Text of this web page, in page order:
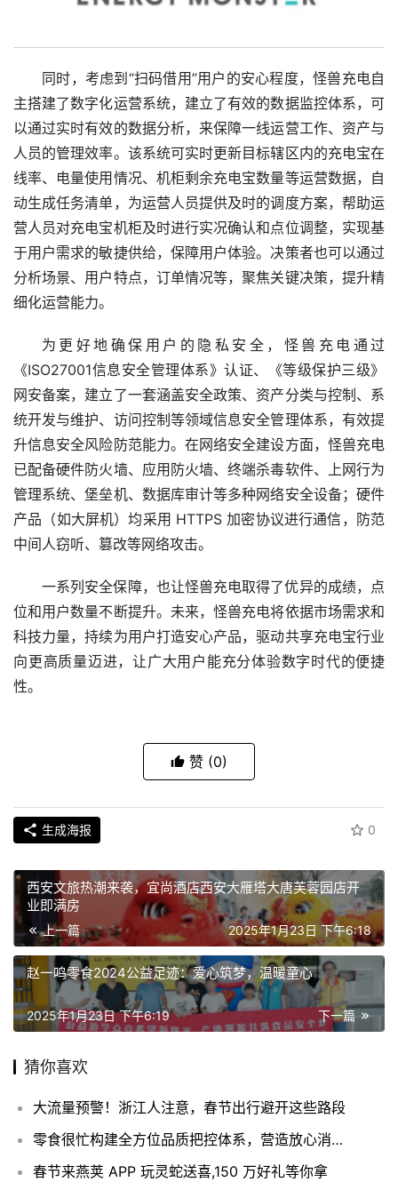
同时，考虑到“扫码借用”用户的安心程度，怪兽充电自
主搭建了数字化运营系统，建立了有效的数据监控体系，可
以通过实时有效的数据分析，来保障一线运营工作、资产与
人员的管理效率。该系统可实时更新目标辖区内的充电宝在
线率、电量使用情况、机柜剩余充电宝数量等运营数据，自
动生成任务清单，为运营人员提供及时的调度方案，帮助运
营人员对充电宝机柜及时进行实况确认和点位调整，实现基
于用户需求的敏捷供给，保障用户体验。决策者也可以通过
分析场景、用户特点，订单情况等，聚焦关键决策，提升精
细化运营能力。
为更好地确保用户的隐私安全，怪兽充电通过
《ISO27001信息安全管理体系》认证、《等级保护三级》
网安备案，建立了一套涵盖安全政策、资产分类与控制、系
统开发与维护、访问控制等领域信息安全管理体系，有效提
升信息安全风险防范能力。在网络安全建设方面，怪兽充电
已配备硬件防火墙、应用防火墙、终端杀毒软件、上网行为
管理系统、堡垒机、数据库审计等多种网络安全设备；硬件
产品（如大屏机）均采用 HTTPS 加密协议进行通信，防范
中间人窃听、篡改等网络攻击。
一系列安全保障，也让怪兽充电取得了优异的成绩，点
位和用户数量不断提升。未来，怪兽充电将依据市场需求和
科技力量，持续为用户打造安心产品，驱动共享充电宝行业
向更高质量迈进，让广大用户能充分体验数字时代的便捷
性。
赞 (0)
生成海报 0
西安文旅热潮来袭，宜尚酒店西安大雁塔大唐芙蓉园店开
业即满房
上一篇 2025年1月23日 下午6:18
赵一鸣零食2024公益足迹：爱心筑梦，温暖童心
下一篇
2025年1月23日 下午6:19
猜你喜欢
大流量预警！浙江人注意，春节出行避开这些路段
零食很忙构建全方位品质把控体系，营造放心消费环境
春节来燕荚 APP 玩灵蛇送喜,150 万好礼等你拿